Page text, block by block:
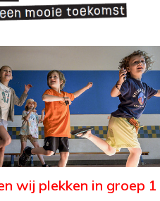
wij plekken in groep 1